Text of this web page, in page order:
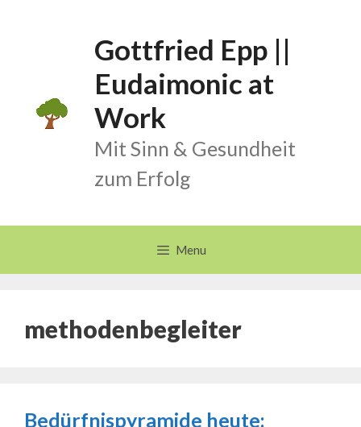
Gottfried Epp ||
Eudaimonic at
Work
Mit Sinn & Gesundheit
zum Erfolg
Menu
methodenbegleiter
Bedürfnispyramide heute: